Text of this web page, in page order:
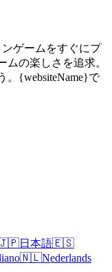
ゲームをすぐにプ
ムの楽しさを追求。
。{websiteName}で
日本語🇪🇸
🇳🇱Nederlands